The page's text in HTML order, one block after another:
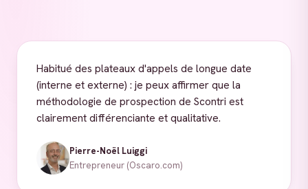
Habitué des plateaux d'appels de longue date
(interne et externe) : je peux affirmer que la
méthodologie de prospection de Scontri est
clairement différenciante et qualitative.
Pierre-Noël Luiggi
Entrepreneur (Oscaro.com)